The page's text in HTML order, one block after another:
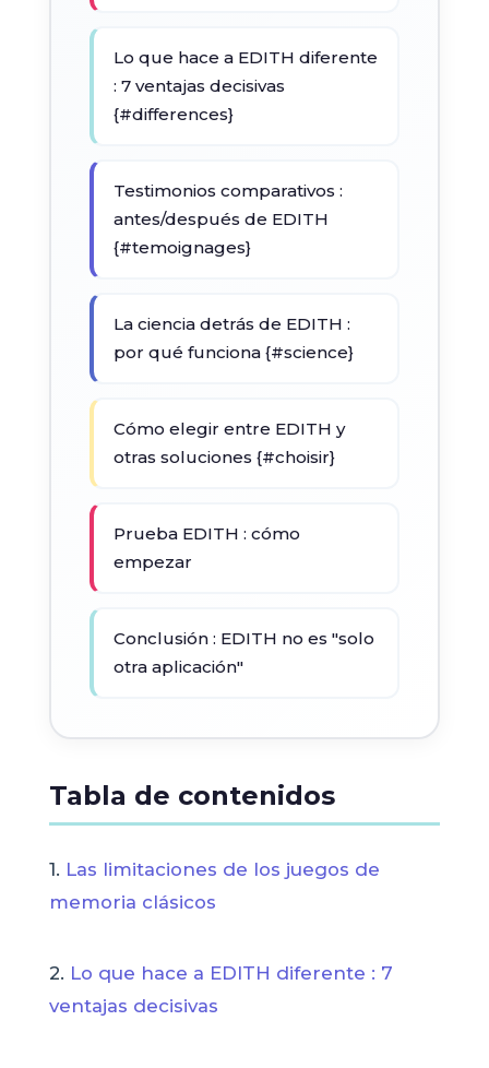
Lo que hace a EDITH diferente
: 7 ventajas decisivas
{#differences}
Testimonios comparativos :
antes/después de EDITH
{#temoignages}
La ciencia detrás de EDITH :
por qué funciona {#science}
Cómo elegir entre EDITH y
otras soluciones {#choisir}
Prueba EDITH : cómo
empezar
Conclusión : EDITH no es "solo
otra aplicación"
Tabla de contenidos
1. Las limitaciones de los juegos de
memoria clásicos
2. Lo que hace a EDITH diferente : 7
ventajas decisivas